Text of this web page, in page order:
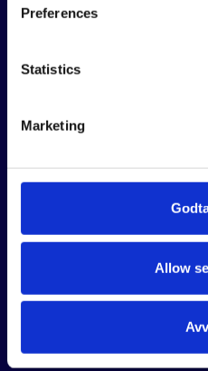
Preferences
Statistics
Marketing
Allow
Kontakt oss på
+47913 31 037
Vi bygger digitale virksomheter
transformasjoner for og
Gture.com Linkedin